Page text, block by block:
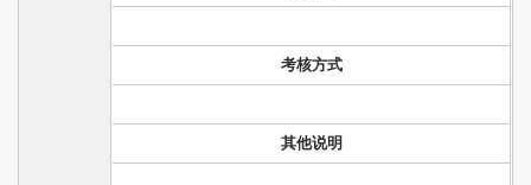
考核方式
其他说明